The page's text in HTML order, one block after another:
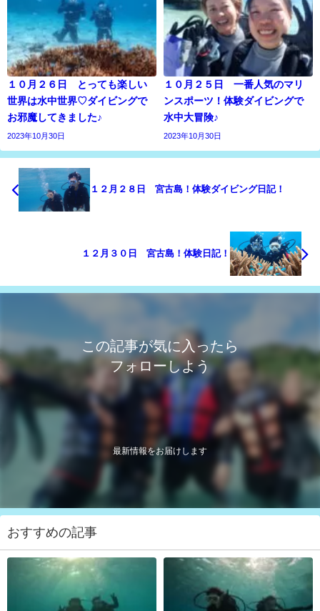
１０月２６日 とっても楽しい
世界は水中世界♡ダイビングで
お邪魔してきました♪
2023年10月30日
１０月２５日 一番人気のマリ
ンスポーツ！体験ダイビングで
水中大冒険♪
2023年10月30日
１２月２８日 宮古島！体験ダイビング日記！
１２月３０日 宮古島！体験日記！
この記事が気に入ったら
フォローしよう
最新情報をお届けします
おすすめの記事